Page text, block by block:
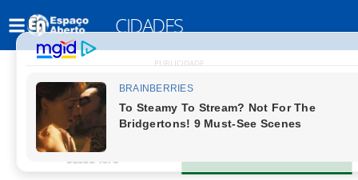
CIDADES
PUBLICIDADE